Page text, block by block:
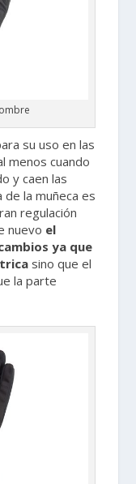
su uso en las
menos cuando
y caen las
la muñeca es
regulación
nuevo el
ya que
sino que el
la parte